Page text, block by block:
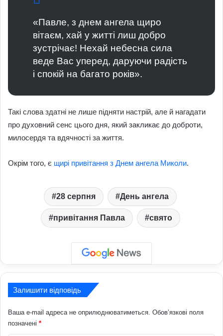
«Павле, з днем ангела щиро
вітаєм, хай у житті лиш добро
зустрічає! Нехай небесна сила
веде Вас уперед, даруючи радість
і спокій на багато років».
Такі слова здатні не лише підняти настрій, але й нагадати
про духовний сенс цього дня, який закликає до доброти,
милосердя та вдячності за життя.
Окрім того, є щирі привітання з Днем ангела Миколи.
28 серпня День ангела
привітання Павла свято
Залишити відповідь
Ваша e-mail адреса не оприлюднюватиметься. Обов’язкові поля
позначені *